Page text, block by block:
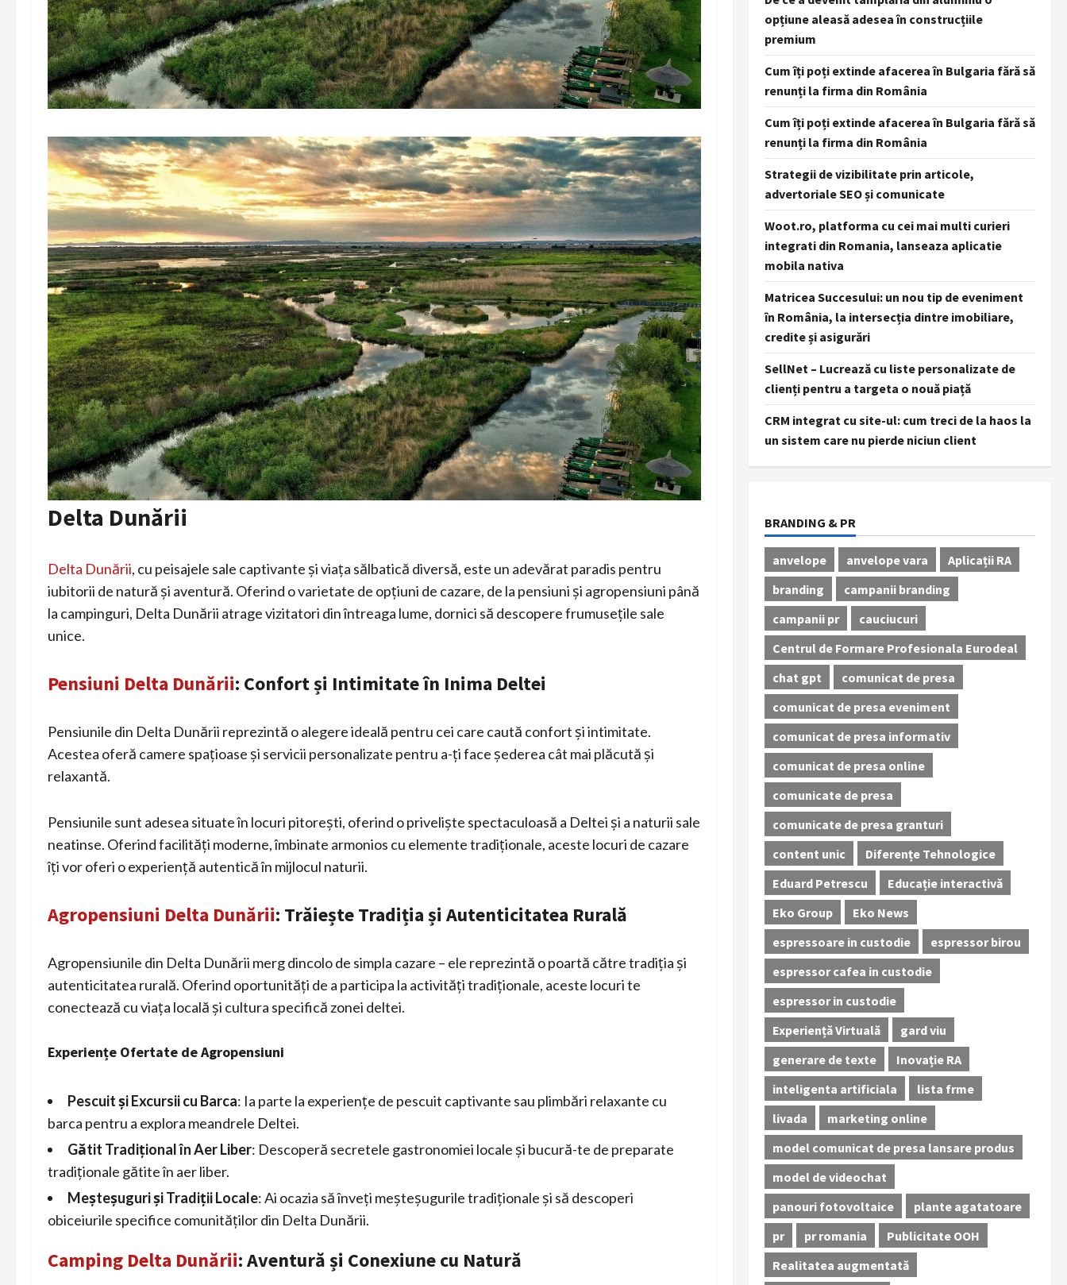
Delta Dunării
Delta Dunării, cu peisajele sale captivante și viața sălbatică diversă, este un adevărat paradis pentru
iubitorii de natură și aventură. Oferind o varietate de opțiuni de cazare, de la pensiuni și agropensiuni până
la campinguri, Delta Dunării atrage vizitatori din întreaga lume, dornici să descopere frumusețile sale
unice.
Pensiuni Delta Dunării: Confort și Intimitate în Inima Deltei
Pensiunile din Delta Dunării reprezintă o alegere ideală pentru cei care caută confort și intimitate.
Acestea oferă camere spațioase și servicii personalizate pentru a-ți face șederea cât mai plăcută și
relaxantă.
Pensiunile sunt adesea situate în locuri pitorești, oferind o priveliște spectaculoasă a Deltei și a naturii sale
neatinse. Oferind facilități moderne, îmbinate armonios cu elemente tradiționale, aceste locuri de cazare
îți vor oferi o experiență autentică în mijlocul naturii.
Agropensiuni Delta Dunării: Trăiește Tradiția și Autenticitatea Rurală
Agropensiunile din Delta Dunării merg dincolo de simpla cazare – ele reprezintă o poartă către tradiția și
autenticitatea rurală. Oferind oportunități de a participa la activități tradiționale, aceste locuri te
conectează cu viața locală și cultura specifică zonei deltei.
Experiențe Ofertate de Agropensiuni
Pescuit și Excursii cu Barca: Ia parte la experiențe de pescuit captivante sau plimbări relaxante cu
barca pentru a explora meandrele Deltei.
Gătit Tradițional în Aer Liber: Descoperă secretele gastronomiei locale și bucură-te de preparate
tradiționale gătite în aer liber.
Meșteșuguri și Tradiții Locale: Ai ocazia să înveți meșteșugurile tradiționale și să descoperi
obiceiurile specifice comunităților din Delta Dunării.
Camping Delta Dunării: Aventură și Conexiune cu Natură
opțiune aleasă adesea în construcțiile
premium
Cum îți poți extinde afacerea în Bulgaria fără să
renunți la firma din România
Cum îți poți extinde afacerea în Bulgaria fără să
renunți la firma din România
Strategii de vizibilitate prin articole,
advertoriale SEO și comunicate
Woot.ro, platforma cu cei mai multi curieri
integrati din Romania, lanseaza aplicatie
mobila nativa
Matricea Succesului: un nou tip de eveniment
în România, la intersecția dintre imobiliare,
credite și asigurări
SellNet – Lucrează cu liste personalizate de
clienți pentru a targeta o nouă piață
CRM integrat cu site-ul: cum treci de la haos la
un sistem care nu pierde niciun client
BRANDING & PR
anvelope anvelope vara
Aplicații RA
branding
campanii branding
campanii pr
cauciucuri
Centrul de Formare Profesionala Eurodeal
chat gpt
comunicat de presa
comunicat de presa eveniment
comunicat de presa informativ
comunicat de presa online
comunicate de presa
comunicate de presa granturi
content unic
Diferențe Tehnologice
Eduard Petrescu
Educație interactivă
Eko Group
Eko News
espressoare in custodie
espressor birou
espressor cafea in custodie
espressor in custodie
Experiență Virtuală
gard viu
generare de texte
Inovație RA
inteligenta artificiala
lista frme
livada
marketing online
model comunicat de presa lansare produs
model de videochat
panouri fotovoltaice
plante agatatoare
pr
pr romania
Publicitate OOH
Realitatea augmentată